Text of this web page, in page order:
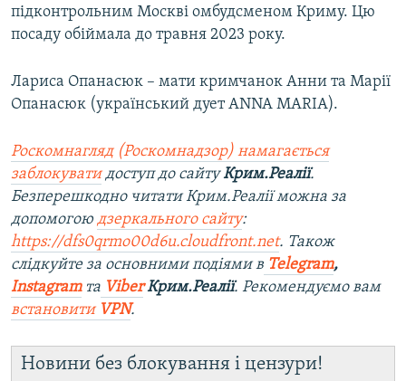
підконтрольним Москві омбудсменом Криму. Цю
посаду обіймала до травня 2023 року.
Лариса Опанасюк – мати кримчанок Анни та Марії
Опанасюк (український дует ANNA MARIA).
Роскомнагляд (Роскомнадзор) намагається
заблокуватидоступ до сайтуКрим.Реалії.
Безперешкодно читати Крим.Реалії можна за
допомогою дзеркального сайту:
https://dfs0qrmo00d6u.cloudfront.net. Також
слідкуйте за основними подіями в Telegram,
Instagramта ViberКрим.Реалії. Рекомендуємо вам
встановити VPN.
Новини без блокування і цензури!